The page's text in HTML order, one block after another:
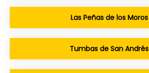
Las Peñas de los Moros
Tumbas de San Andrés